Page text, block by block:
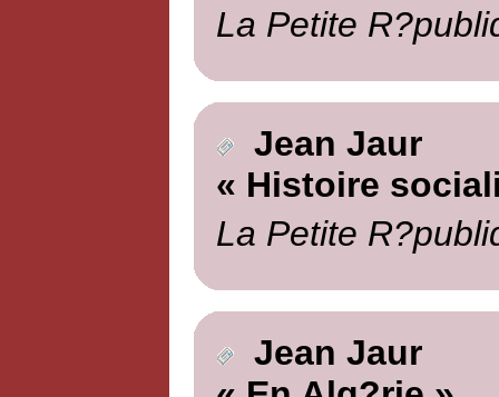
La Petite
Jean Jaur
« Histoire
La Petite
Jean Jaur